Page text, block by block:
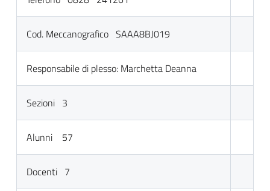
Cod. Meccanografico SAAA8BJ019
Responsabile di plesso: Marchetta Deanna
Sezioni 3
Alunni 57
Docenti 7